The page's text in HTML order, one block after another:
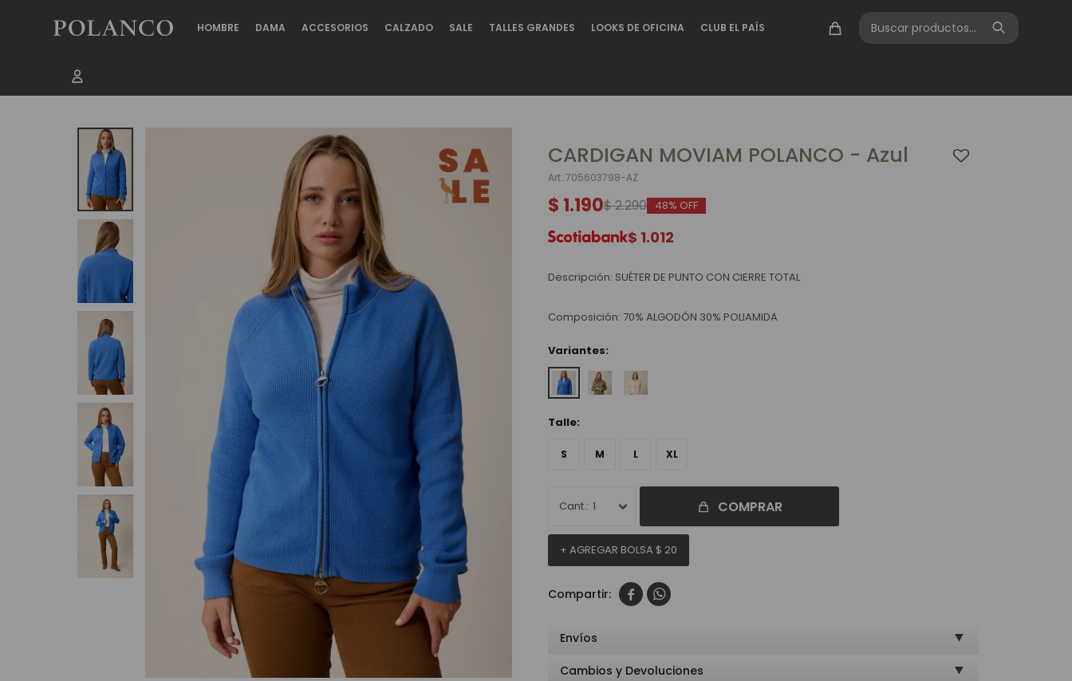
HOMBRE DAMA ACCESORIOS CALZADO SALE TALLES GRANDES LOOKS DE OFICINA CLUB EL PAÍS
CARDIGAN MOVIAM POLANCO - Azul
705603798-AZ
$ 1.190$2.290 48
$ 1.012
Descripción: SUÉTER DE PUNTO CON CIERRE TOTAL
Composición: 70% ALGODÓN 30% POLIAMIDA
Variantes:
Talle:
S M L XL
1 COMPRAR
+ AGREGAR BOLSA $ 20
 
Envíos
Cambios y Devoluciones